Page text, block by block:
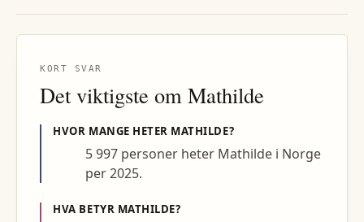
KORT SVAR
Det viktigste om Mathilde
HVOR MANGE HETER MATHILDE?
5 997 personer heter Mathilde i Norge
per 2025.
HVA BETYR MATHILDE?